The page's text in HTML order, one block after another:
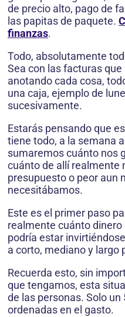
de precio alto, pago de
las papitas de paquete.
finanzas.
Todo, absolutamente
Sea con las facturas que
anotando cada cosa,
una caja, ejemplo de
sucesivamente.
Estarás pensando que
tiene todo, a la semana
sumaremos cuánto nos
cuánto de allí realmente
presupuesto o peor aun
necesitábamos.
Este es el primer paso
realmente cuánto
podría estar
a corto, mediano y largo
Recuerda esto, sin
que tengamos, esta
de las personas. Solo un
ordenadas en el gasto.